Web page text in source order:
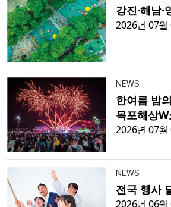
강진·해남
2026년 07월
NEWS
한여름 밤
목포해상
2026년 07월
NEWS
전국 행사
2026년 06월